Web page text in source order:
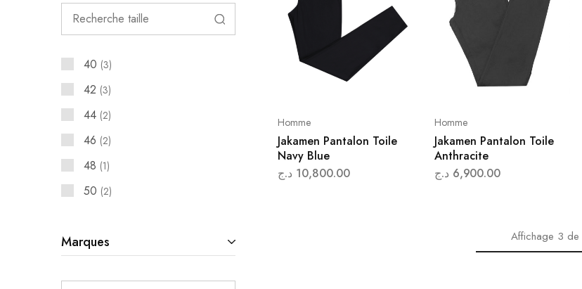
Homme
Jakamen Pantalon Toile
Navy Blue
10,800.00 د.ج
Homme
Jakamen Pantalon Toile
Anthracite
6,900.00 د.ج
Affichage 3de
40 3
42 3
44 2
46 2
48 1
50 2
Marques